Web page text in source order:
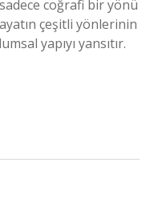
coğrafi bir yönü
çeşitli yönlerinin
yapıyı yansıtır.